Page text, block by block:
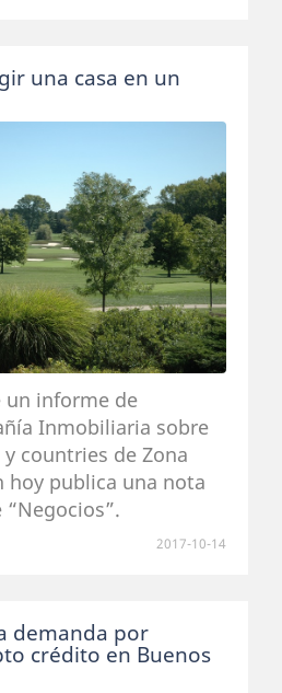
una casa en un
un informe de
Inmobiliaria sobre
countries de Zona
hoy publica una nota
2017-10-14
demanda por
crédito en Buenos